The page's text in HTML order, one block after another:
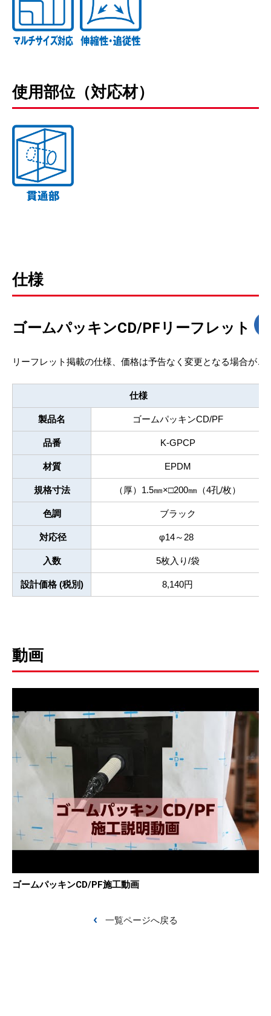
使用部位（対応材）
仕様
ゴームパッキンCD/PFリーフレット
リーフレット掲載の仕様、価格は予告なく変更となる場合が
仕様
製品名 ゴームパッキンCD/PF
品番 K-GPCP
材質 EPDM
規格寸法 （厚）1.5㎜×□200㎜（4孔/枚）
色調 ブラック
対応径 φ14～28
入数 5枚入り/袋
設計価格 (税別) 8,140円
動画
ゴームパッキンCD/PF施工動画
一覧ページへ戻る